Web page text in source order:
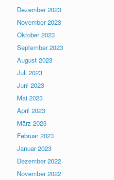
Dezember 2023
November 2023
Oktober 2023
September 2023
August 2023
Juli 2023
Juni 2023
Mai 2023
April 2023
März 2023
Februar 2023
Januar 2023
Dezember 2022
November 2022